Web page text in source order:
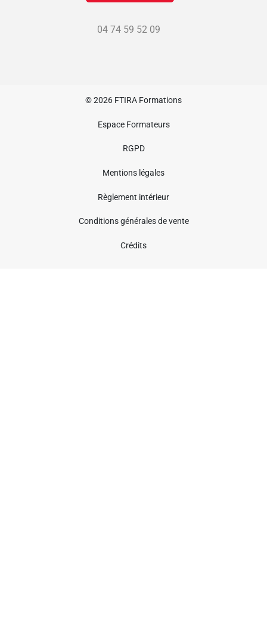
04 74 59 52 09
© 2026 FTIRA Formations
Espace Formateurs
RGPD
Mentions légales
Règlement intérieur
Conditions générales de vente
Crédits